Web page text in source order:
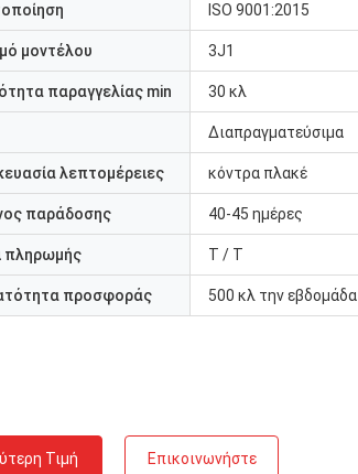
ISO 9001:2015
μοντέλου 3J1
παραγγελίας min 30 κλ
Διαπραγματεύσιμα
λεπτομέρειες κόντρα πλακέ
παράδοσης 40-45 ημέρες
πληρωμής T / T
προσφοράς 500 κλ την εβδομάδα
Τιμή Επικοινωνήστε